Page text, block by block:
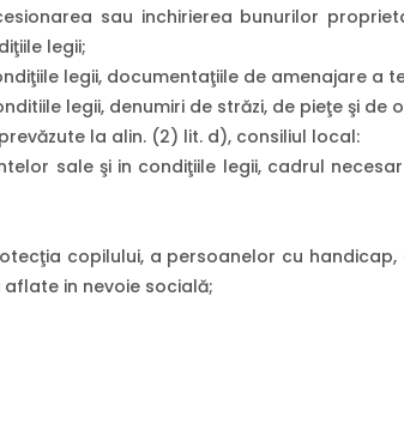
sau inchirierea bunurilor
legii;
legii, documentaţiile de amenajare a
legii, denumiri de străzi, de pieţe şi de
la alin. (2) lit. d), consiliul local:
sale şi in condiţiile legii, cadrul
copilului, a persoanelor cu
in nevoie socială;